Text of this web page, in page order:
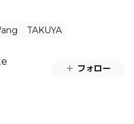
TAKUYA
フォロー